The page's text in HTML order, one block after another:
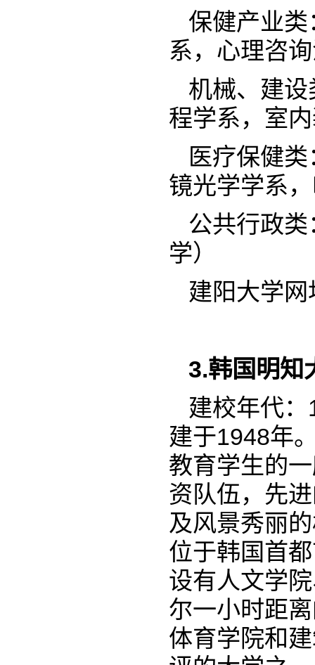
保健产业
系，心理咨
机械、建
程学系，室
医疗保健
镜光学学系
公共行政
学）
建阳大学网
3.韩国明知
建校年代
建于1948年
教育学生的
资队伍，先
及风景秀丽
位于韩国首
设有人文学
尔一小时距
体育学院和